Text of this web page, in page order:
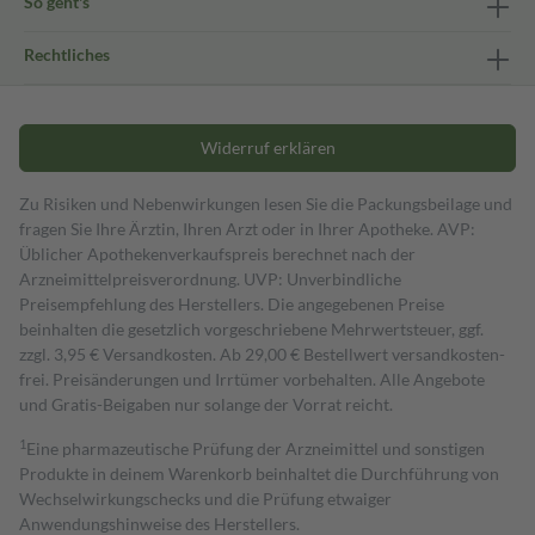
Rechtliches
Widerruf erklären
Zu Risiken und Nebenwirkungen lesen Sie die Packungsbeilage und
fragen Sie Ihre Ärztin, Ihren Arzt oder in Ihrer Apotheke. AVP:
Üblicher Apothekenverkaufspreis berechnet nach der
Arzneimittelpreisverordnung. UVP: Unverbindliche
Preisempfehlung des Herstellers. Die angegebenen Preise
beinhalten die gesetzlich vorgeschriebene Mehrwertsteuer, ggf.
zzgl. 3,95 € Versandkosten. Ab 29,00 € Bestell­wert versand­kosten­
frei. Preisänderungen und Irrtümer vorbehalten. Alle Angebote
und Gratis-Beigaben nur solange der Vorrat reicht.
1 Eine pharmazeutische Prüfung der Arzneimittel und sonstigen
Produkte in deinem Warenkorb beinhaltet die Durchführung von
Wechselwirkungschecks und die Prüfung etwaiger
Anwendungshinweise des Herstellers.